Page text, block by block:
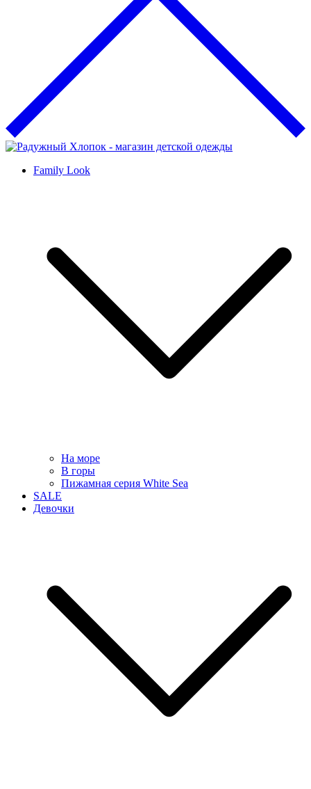
Family Look
На море
В горы
Пижамная серия White Sea
SALE
Девочки